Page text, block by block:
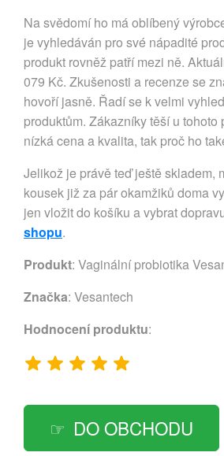
Na svědomí ho má oblíbený
je vyhledáván pro své nápadité
produkt rovněž patří mezi ně.
079 Kč. Zkušenosti a recenze se
hovoří jasně. Řadí se k velmi
produktům. Zákazníky těší u tohoto
nízká cena a kvalita, tak proč ho
Jelikož je právě teď ještě skladem,
kousek již za pár okamžiků doma
jen vložit do košíku a vybrat
shopu.
Produkt: Vaginální probiotika
Značka: Vesantech
Hodnocení produktu:
DO OBCHODU